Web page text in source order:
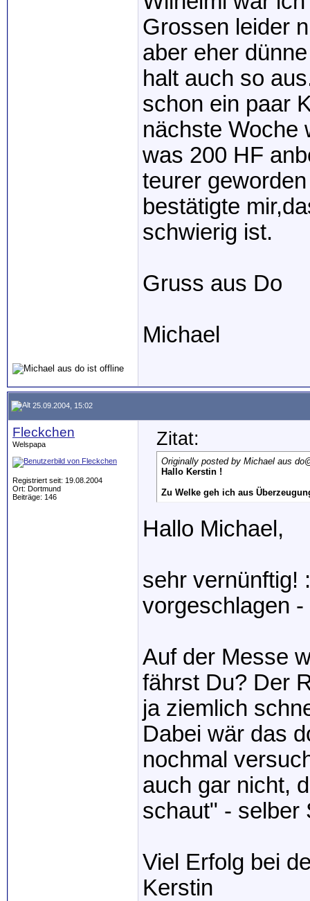
Grossen leider
aber eher
halt auch so
schon ein paar
nächste Woche
was 200 HF
teurer
bestätigte
schwierig ist.
Gruss aus Do
Michael
25.09.2004, 15:02
Fleckchen
Welspapa
Registriert seit: 19.08.2004
Ort: Dortmund
Beiträge: 146
Zitat:
Originally posted by Michael aus do
Hallo Kerstin !
Zu Welke geh ich aus
Hallo Michael,
sehr vernünftig!
vorgeschlagen
Auf der Messe
fährst Du? Der
ja ziemlich
Dabei wär das
nochmal
auch gar nicht,
schaut" - selber
Viel Erfolg bei
Kerstin